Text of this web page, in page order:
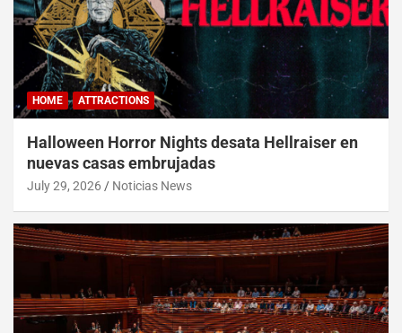
HOME ATTRACTIONS
Halloween Horror Nights desata Hellraiser en
nuevas casas embrujadas
July 29, 2026 Noticias News